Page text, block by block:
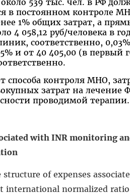
539 тыс. чел. в РФ
в постоянном контроле
1% общих затрат, а
4 058,12 руб/человека в
соответственно,
и от 40 405,00 (в первый
способа контроля МНО,
затрат на лечение
проводимой терапии.
with INR monitoring
structure of expenses
international normalized